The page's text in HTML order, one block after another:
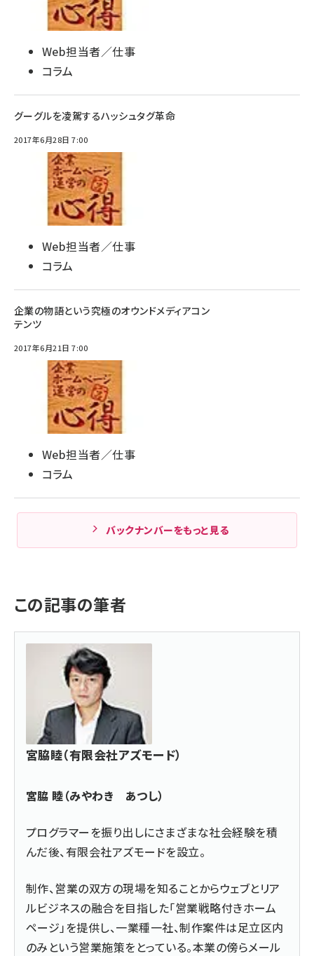
Web担当者／仕事
コラム
グーグルを凌駕するハッシュタグ革命
2017年6月28日 7:00
Web担当者／仕事
コラム
企業の物語という究極のオウンドメディアコン
テンツ
2017年6月21日 7:00
Web担当者／仕事
コラム
バックナンバーをもっと見る
この記事の筆者
宮脇睦（有限会社アズモード）
宮脇 睦（みやわき あつし）
プログラマーを振り出しにさまざまな社会経験を積
んだ後、有限会社アズモードを設立。
制作、営業の双方の現場を知ることからウェブとリア
ルビジネスの融合を目指した「営業戦略付きホーム
ページ」を提供し、一業種一社、制作案件は足立区内
のみという営業施策をとっている。本業の傍らメール